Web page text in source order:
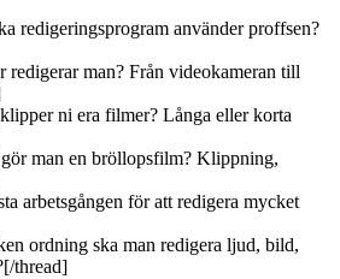
redigeringsprogram använder proffsen?
redigerar man? Från videokameran till
ni era filmer? Långa eller korta
man en bröllopsfilm? Klippning,
arbetsgången för att redigera mycket
ordning ska man redigera ljud, bild,
thread]